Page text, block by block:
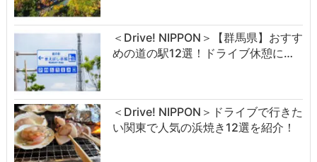
＜Drive! NIPPON＞【群馬県】おすす
めの道の駅12選！ドライブ休憩に…
＜Drive! NIPPON＞ドライブで行きた
い関東で人気の浜焼き12選を紹介！